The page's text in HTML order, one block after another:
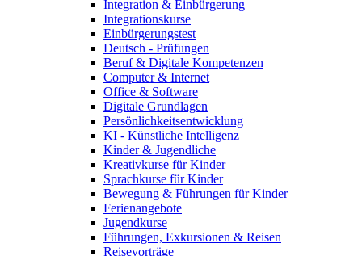
Integration & Einbürgerung
Integrationskurse
Einbürgerungstest
Deutsch - Prüfungen
Beruf & Digitale Kompetenzen
Computer & Internet
Office & Software
Digitale Grundlagen
Persönlichkeitsentwicklung
KI - Künstliche Intelligenz
Kinder & Jugendliche
Kreativkurse für Kinder
Sprachkurse für Kinder
Bewegung & Führungen für Kinder
Ferienangebote
Jugendkurse
Führungen, Exkursionen & Reisen
Reisevorträge